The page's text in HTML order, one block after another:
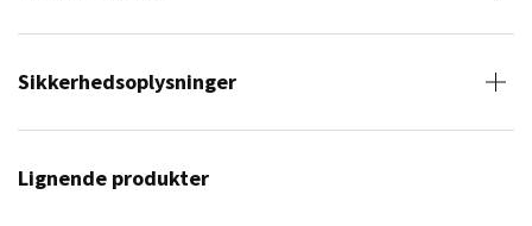
Sikkerhedsoplysninger
Lignende produkter